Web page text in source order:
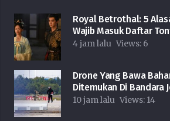
Royal Betrothal: 5
Wajib Masuk Daftar
4 jam lalu Views: 6
Drone Yang Bawa
Ditemukan Di Bandara
10 jam lalu Views: 14